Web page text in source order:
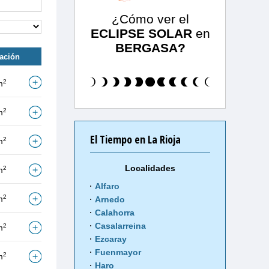
2
2
2
2
2
2
2
¿Cómo ver el
ECLIPSE SOLAR en
BERGASA?
El Tiempo en La Rioja
Localidades
Alfaro
Arnedo
Calahorra
Casalarreina
Ezcaray
Fuenmayor
Haro